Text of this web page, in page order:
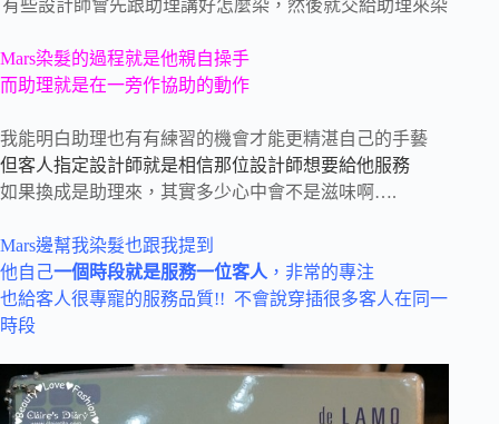
有些設計師會先跟助理講好怎麼染，然後就交給助理來染
Mars染髮的過程就是他親自操手
而助理就是在一旁作協助的動作
我能明白助理也有有練習的機會才能更精湛自己的手藝
但客人指定設計師就是相信那位設計師想要給他服務
如果換成是助理來，其實多少心中會不是滋味啊….
Mars邊幫我染髮也跟我提到
他自己一個時段就是服務一位客人 ，非常的專注
也給客人很專寵的服務品質!! 不會說穿插很多客人在同一
時段